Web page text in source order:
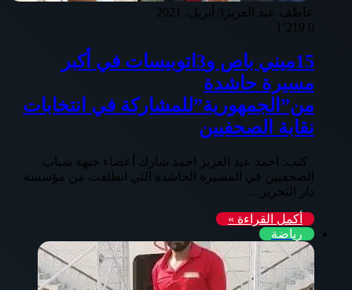
عاطف عبد العزيز 3 أبريل، 2021
0
15ميني باص و3اتوبيسات في أكبر
مسيرة حاشدة
من”الجمهورية”للمشاركة في انتخابات
نقابة الصحفيين
كتب: احمد عبد العزيز احمد شارك أعضاء جبهة شباب
الصحفيين في المسيرة الحاشدة التي انطلقت من مؤسسة
دار التحرير…
أكمل القراءة »
رياضة